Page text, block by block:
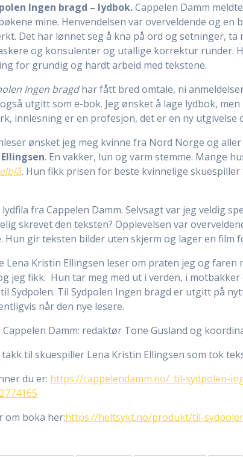
Ingen bragd – lydbok.Cappelen Damm
mine. Henvendelsen var overveldende og
Det har lønnet seg å kna på ord og setninger, ta
og konsulenter og utallige korrektur runder.
for grundig og hardt arbeid med tekstene.
Ingen bragdhar fått bred omtale, ni
utgitt som e-bok. Jeg ønsket å lage lydbok,
innlesning er en profesjon, det er en ny utgivelse
ønsket jeg meg kvinne fra Nord Norge og
. En vakker, lun og varm stemme. Mange
. Hun fikk prisen for beste kvinnelige
lydfila fra Cappelen Damm. Selvsagt var jeg veldig
skrevet den teksten? Opplevelsen var
Hun gir teksten bilder uten skjerm og lager en film
Lena Kristin Ellingsen leser om praten jeg og
jeg fikk. Hun tar meg med ut i verden, i
Sydpolen. Til Sydpolen Ingen bragd er utgitt på
når den nye lesere.
Damm: redaktør Tone Gusland og
til skuespiller Lena Kristin Ellingsen som tok
du er: https://cappelendamm.no/_til-sydpolen-
om boka her:https://heltsykt.no/produkt/til-